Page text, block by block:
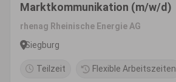
Marktkommunikation (m/w/d)
rhenag Rheinische Energie AG
Siegburg
Teilzeit Flexible Arbeitszeiten